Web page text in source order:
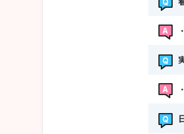
興味に沿った部署を選択
🌻開催10日前までに
🌷採用試験について🌷
・令和8年5月16日（土
・令和8年8月29日（土